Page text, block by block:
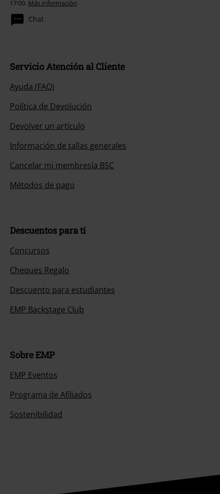
17:00. Más información
Chat
Servicio Atención al Cliente
Ayuda (FAQ)
Política de Devolución
Devolver un artículo
Información de tallas generales
Cancelar mi membresía BSC
Métodos de pago
Descuentos para ti
Concursos
Cheques Regalo
Descuento para estudiantes
EMP Backstage Club
Sobre EMP
EMP Eventos
Programa de Afiliados
Sostenibilidad